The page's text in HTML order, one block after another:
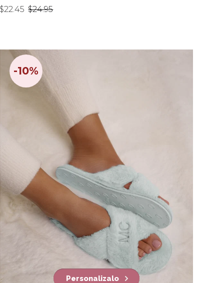
Precio
$22.45
Precio $24.95
-10%
Personalizalo